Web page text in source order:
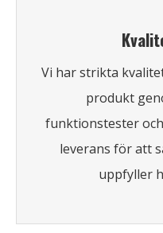
Vi har strikta
produkt
funktionstester
leverans för att
uppfyller